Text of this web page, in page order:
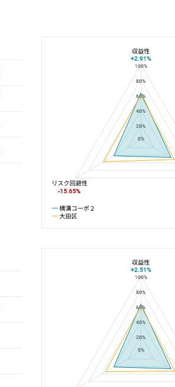
横溝コーポ２と大田区の平均値の総合評価の比較
100%
80%
60%
40%
20%
0%
横溝コーポ２
大田区
収益性
+2.91%
リスク回避性
-15.65%
横溝コーポ２と池上の平均値の総合評価の比較
100%
80%
60%
40%
20%
0%
収益性
+2.51%